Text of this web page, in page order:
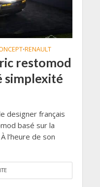
•RENAULT
restomod
simplexité
designer français
basé sur la
l’heure de son